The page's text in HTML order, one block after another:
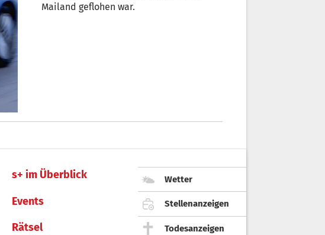
Mailand geflohen war.
s+ im Überblick
Events
Rätsel
Wetter
Stellenanzeigen
Todesanzeigen